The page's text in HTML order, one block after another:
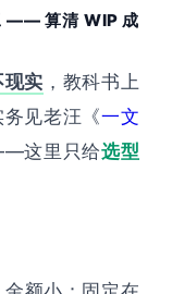
—— 算清 WIP 成
现实 ，教科书上
见老汪《一文
这里只给选型